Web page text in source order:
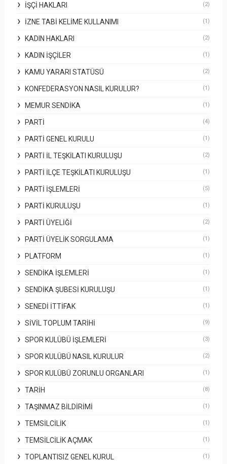
İŞÇI HAKLARI (2)
İZNE TABI KELIME KULLANIMI (1)
KADIN HAKLARI (2)
KADIN İŞÇILER (1)
KAMU YARARI STATÜSÜ (2)
KONFEDERASYON NASIL KURULUR? (1)
MEMUR SENDIKA (1)
PARTI (4)
PARTI GENEL KURULU (1)
PARTI İL TEŞKILATI KURULUŞU (2)
PARTI İLÇE TEŞKILATI KURULUŞU (1)
PARTI İŞLEMLERI (5)
PARTI KURULUŞU (1)
PARTI ÜYELIĞI (2)
PARTI ÜYELIK SORGULAMA (1)
PLATFORM (1)
SENDIKA İŞLEMLERI (1)
SENDIKA ŞUBESI KURULUŞU (1)
SENEDI İTTIFAK (1)
SIVIL TOPLUM TARIHI (9)
SPOR KULÜBÜ İŞLEMLERI (3)
SPOR KULÜBÜ NASIL KURULUR (2)
SPOR KULÜBÜ ZORUNLU ORGANLARI (1)
TARIH (8)
TAŞINMAZ BILDIRIMI (1)
TEMSILCILIK (1)
TEMSILCILIK AÇMAK (1)
TOPLANTISIZ GENEL KURUL (1)